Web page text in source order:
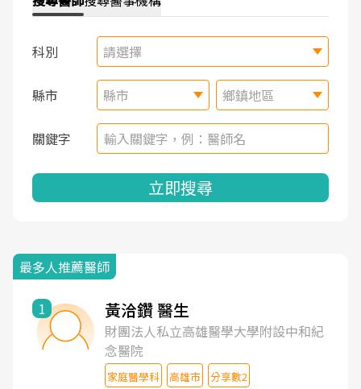
科別 請選擇
縣市 縣市 鄉鎮地區
關鍵字
立即搜尋
最多人推薦醫師
1 黃洽鑽 醫生
財團法人私立高雄醫學大學附設中和紀
念醫院
家庭醫學科 高雄市 分享數2